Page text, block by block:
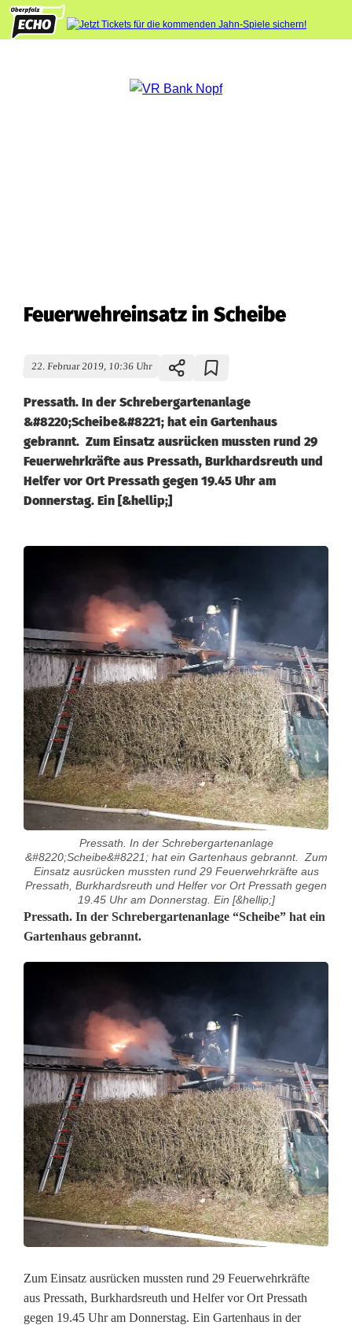
Feuerwehreinsatz in Scheibe
22. Februar 2019, 10:36 Uhr
Pressath. In der Schrebergartenanlage
&#8220;Scheibe&#8221; hat ein Gartenhaus
gebrannt. Zum Einsatz ausrücken mussten rund 29
Feuerwehrkräfte aus Pressath, Burkhardsreuth und
Helfer vor Ort Pressath gegen 19.45 Uhr am
Donnerstag. Ein [&hellip;]
Pressath. In der Schrebergartenanlage
&#8220;Scheibe&#8221; hat ein Gartenhaus gebrannt. Zum
Einsatz ausrücken mussten rund 29 Feuerwehrkräfte aus
Pressath, Burkhardsreuth und Helfer vor Ort Pressath gegen
19.45 Uhr am Donnerstag. Ein [&hellip;]
F
r
w
e
h
r
e
i
n
s
a
Pressath. In der Schrebergartenanlage “Scheibe” hat ein
Gartenhaus gebrannt.
Zum Einsatz ausrücken mussten rund 29 Feuerwehrkräfte
aus Pressath, Burkhardsreuth und Helfer vor Ort Pressath
gegen 19.45 Uhr am Donnerstag. Ein Gartenhaus in der